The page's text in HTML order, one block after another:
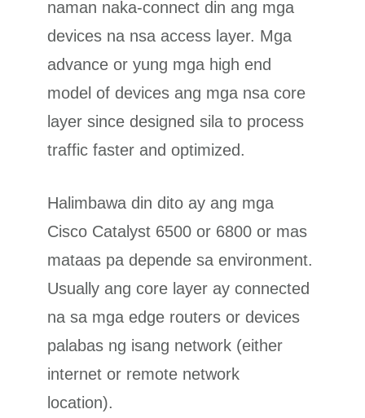
naman naka-connect din ang mga
devices na nsa access layer. Mga
advance or yung mga high end
model of devices ang mga nsa core
layer since designed sila to process
traffic faster and optimized.
Halimbawa din dito ay ang mga
Cisco Catalyst 6500 or 6800 or mas
mataas pa depende sa environment.
Usually ang core layer ay connected
na sa mga edge routers or devices
palabas ng isang network (either
internet or remote network
location).